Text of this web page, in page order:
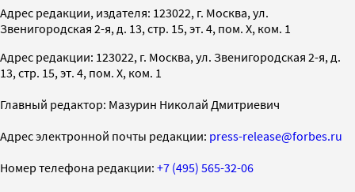
Адрес редакции, издателя: 123022, г. Москва, ул.
Звенигородская 2-я, д. 13, стр. 15, эт. 4, пом. X, ком. 1
Адрес редакции: 123022, г. Москва, ул. Звенигородская 2-я, д.
13, стр. 15, эт. 4, пом. X, ком. 1
Главный редактор: Мазурин Николай Дмитриевич
Адрес электронной почты редакции: press-release@forbes.ru
Номер телефона редакции: +7 (495) 565-32-06